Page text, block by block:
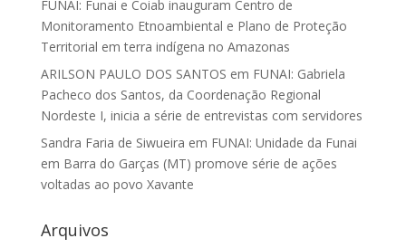
FUNAI: Funai e Coiab inauguram Centro de
Monitoramento Etnoambiental e Plano de Proteção
Territorial em terra indígena no Amazonas
ARILSON PAULO DOS SANTOS em FUNAI: Gabriela
Pacheco dos Santos, da Coordenação Regional
Nordeste I, inicia a série de entrevistas com servidores
Sandra Faria de Siwueira em FUNAI: Unidade da Funai
em Barra do Garças (MT) promove série de ações
voltadas ao povo Xavante
Arquivos